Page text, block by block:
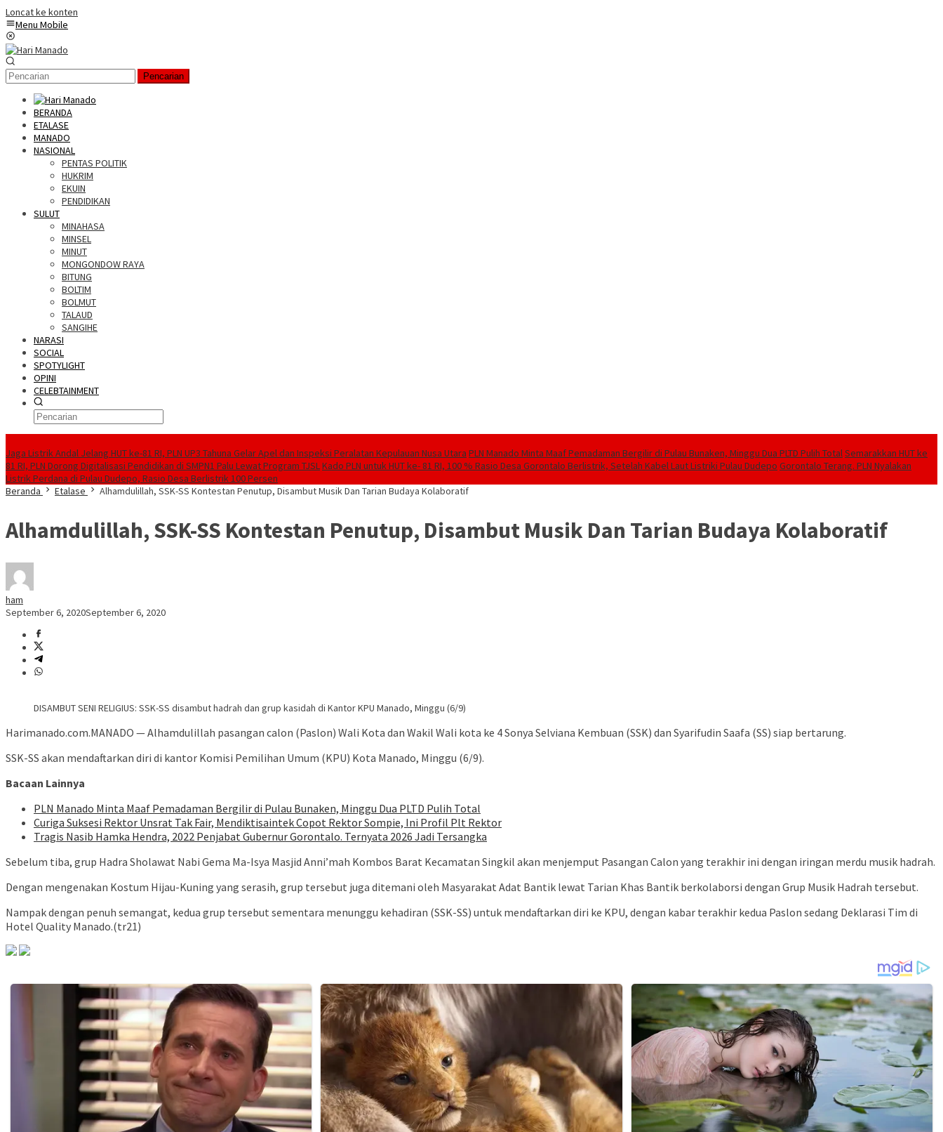
Loncat ke konten
Menu Mobile
Pencarian
BERANDA
ETALASE
MANADO
NASIONAL
PENTAS POLITIK
HUKRIM
EKUIN
PENDIDIKAN
SULUT
MINAHASA
MINSEL
MINUT
MONGONDOW RAYA
BITUNG
BOLTIM
BOLMUT
TALAUD
SANGIHE
NARASI
SOCIAL
SPOTYLIGHT
OPINI
CELEBTAINMENT
Jaga Listrik Andal Jelang HUT ke-81 RI, PLN UP3 Tahuna Gelar Apel dan Inspeksi Peralatan Kepulauan Nusa Utara PLN Manado Minta Maaf Pemadaman Bergilir di Pulau Bunaken, Minggu Dua PLTD Pulih TotalSemarakkan HUT ke
81 RI, PLN Dorong Digitalisasi Pendidikan di SMPN1 Palu Lewat Program TJSLKado PLN untuk HUT ke- 81 RI, 100 % Rasio Desa Gorontalo Berlistrik, Setelah Kabel Laut Listriki Pulau Dudepo Gorontalo Terang. PLN Nyalakan
Listrik Perdana di Pulau Dudepo, Rasio Desa Berlistrik 100 Persen
Beranda
Etalase Alhamdulillah, SSK-SS Kontestan Penutup, Disambut Musik Dan Tarian Budaya Kolaboratif
Alhamdulillah, SSK-SS Kontestan Penutup, Disambut Musik Dan Tarian Budaya Kolaboratif
ham
September 6, 2020September 6, 2020
DISAMBUT SENI RELIGIUS: SSK-SS disambut hadrah dan grup kasidah di Kantor KPU Manado, Minggu (6/9)
Harimanado.com.MANADO — Alhamdulillah pasangan calon (Paslon) Wali Kota dan Wakil Wali kota ke 4 Sonya Selviana Kembuan (SSK) dan Syarifudin Saafa (SS) siap bertarung.
SSK-SS akan mendaftarkan diri di kantor Komisi Pemilihan Umum (KPU) Kota Manado, Minggu (6/9).
Bacaan Lainnya
PLN Manado Minta Maaf Pemadaman Bergilir di Pulau Bunaken, Minggu Dua PLTD Pulih Total
Curiga Suksesi Rektor Unsrat Tak Fair, Mendiktisaintek Copot Rektor Sompie, Ini Profil Plt Rektor
Tragis Nasib Hamka Hendra, 2022 Penjabat Gubernur Gorontalo. Ternyata 2026 Jadi Tersangka
Sebelum tiba, grup Hadra Sholawat Nabi Gema Ma-Isya Masjid Anni’mah Kombos Barat Kecamatan Singkil akan menjemput Pasangan Calon yang terakhir ini dengan iringan merdu musik hadrah.
Dengan mengenakan Kostum Hijau-Kuning yang serasih, grup tersebut juga ditemani oleh Masyarakat Adat Bantik lewat Tarian Khas Bantik berkolaborsi dengan Grup Musik Hadrah tersebut.
Nampak dengan penuh semangat, kedua grup tersebut sementara menunggu kehadiran (SSK-SS) untuk mendaftarkan diri ke KPU, dengan kabar terakhir kedua Paslon sedang Deklarasi Tim di
Hotel Quality Manado.(tr21)